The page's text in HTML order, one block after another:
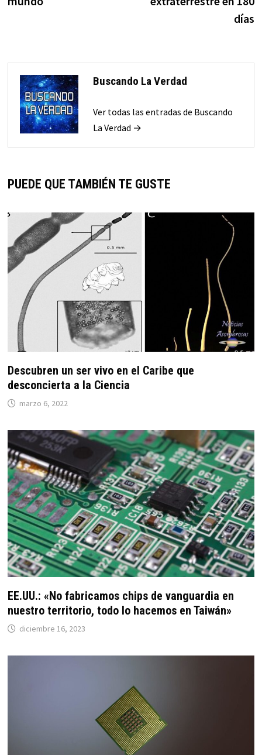
días
Buscando La Verdad
Ver todas las entradas de Buscando
La Verdad →
PUEDE QUE TAMBIÉN TE GUSTE
Descubren un ser vivo en el Caribe que
desconcierta a la Ciencia
marzo 6, 2022
EE.UU.: «No fabricamos chips de vanguardia en
nuestro territorio, todo lo hacemos en Taiwán»
diciembre 16, 2023